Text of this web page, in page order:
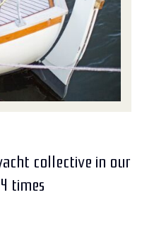
collective in our
times